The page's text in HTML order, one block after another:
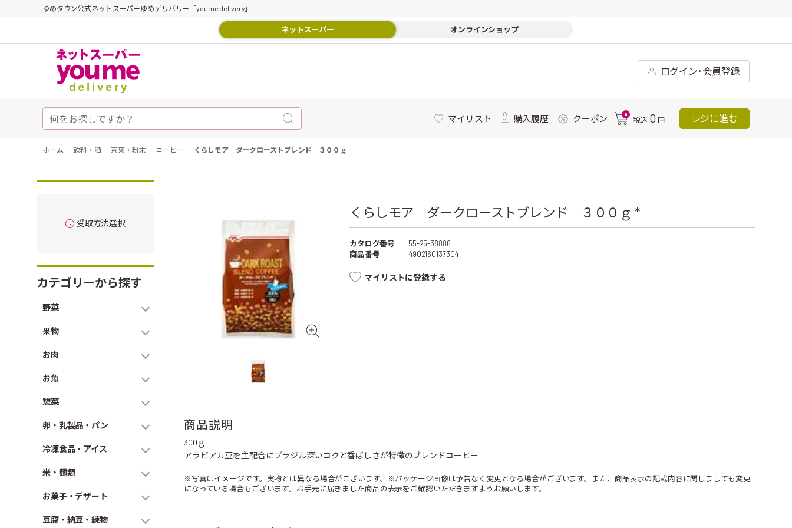
ゆめタウン公式ネットスーパーゆめデリバリー「youme delivery」
ネットスーパー オンラインショップ
ログイン･会員登録
マイリスト 購入履歴 クーポン 0
税込 0 円 レジに進む
ホーム -飲料・酒 -茶葉・粉末 - コーヒー - くらしモア ダークローストブレンド ３００ｇ
受取方法選択
カテゴリーから探す
野菜
果物
お肉
お魚
惣菜
卵・乳製品・パン
冷凍食品・アイス
米・麺類
お菓子・デザート
豆腐・納豆・練物
くらしモア ダークローストブレンド ３００ｇ *
カタログ番号
55-25-38886
商品番号
4902160137304
マイリストに登録する
商品説明
300ｇ
アラビアカ豆を主配合にブラジル深いコクと香ばしさが特徴のブレンドコーヒー
※写真はイメージです。実物とは異なる場合がございます。※パッケージ画像は予告なく変更となる場合がございます。また、商品表示の記載内容に関しましても変更
になっている場合もございます。お手元に届きました商品の表示をご確認いただきますようお願いします。